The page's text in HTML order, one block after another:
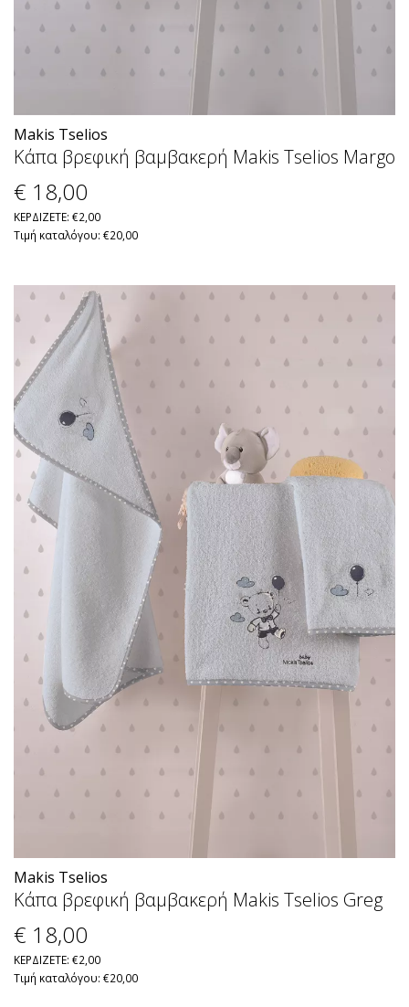
Makis Tselios
Κάπα βρεφική βαμβακερή Makis Tselios Margo
€ 18,00
ΚΕΡΔΙΖΕΤΕ: €2,00
Τιμή καταλόγου: €20,00
Makis Tselios
Κάπα βρεφική βαμβακερή Makis Tselios Greg
€ 18,00
ΚΕΡΔΙΖΕΤΕ: €2,00
Τιμή καταλόγου: €20,00